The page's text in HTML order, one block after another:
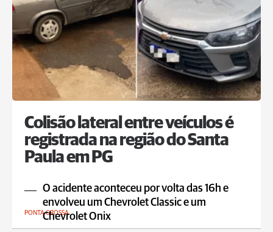
Colisão lateral entre veículos é
registrada na região do Santa
Paula em PG
O acidente aconteceu por volta das 16h e
envolveu um Chevrolet Classic e um
Chevrolet Onix
PONTA GROSSA